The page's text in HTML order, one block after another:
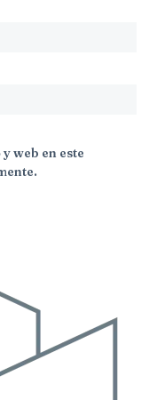
web en este